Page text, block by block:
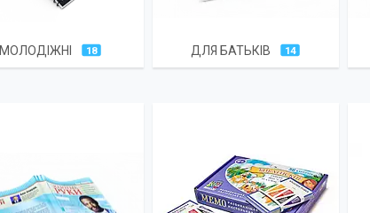
МОЛОДІЖНІ 18 ДЛЯ БАТЬКІВ 14